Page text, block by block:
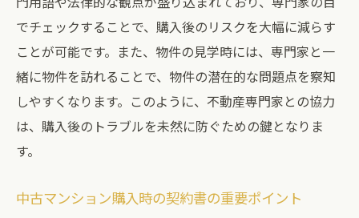
でチェックすることで、購入後のリスクを大幅に減らす
ことが可能です。また、物件の見学時には、専門家と一
緒に物件を訪れることで、物件の潜在的な問題点を察知
しやすくなります。このように、不動産専門家との協力
は、購入後のトラブルを未然に防ぐための鍵となりま
す。
中古マンション購入時の契約書の重要ポイント